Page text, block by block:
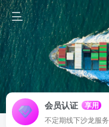
会员认证
享用
不定期线下沙龙服务